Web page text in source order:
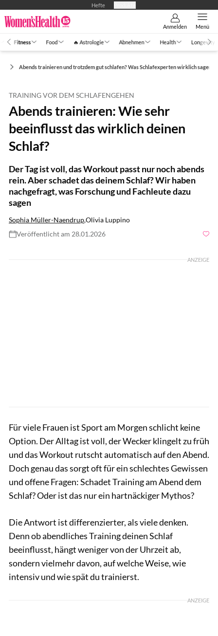
Hefte
Anmelden Menü
Fitness Food 🔥 Astrologie Abnehmen Health Longevity
Abends trainieren und trotzdem gut schlafen? Was Schlafexperten wirklich sagen
TRAINING VOR DEM SCHLAFENGEHEN
Abends trainieren: Wie sehr
beeinflusst das wirklich deinen
Schlaf?
Der Tag ist voll, das Workout passt nur noch abends
rein. Aber schadet das deinem Schlaf? Wir haben
nachgefragt, was Forschung und Fachleute dazu
sagen
Sophia Müller-Naendrup,Olivia Luppino
Veröffentlicht am 28.01.2026
ANZEIGE
Für viele Frauen ist Sport am Morgen schlicht keine
Option. Der Alltag ist voll, der Wecker klingelt zu früh
und das Workout rutscht automatisch auf den Abend.
Doch genau das sorgt oft für ein schlechtes Gewissen
und offene Fragen:Schadet Training am Abend dem
Schlaf? Oder ist das nur ein hartnäckiger Mythos?
Die Antwort ist differenzierter, als viele denken.
Denn ob abendliches Training deinen Schlaf
beeinflusst, hängt weniger von der Uhrzeit ab,
sondern vielmehr davon,auf welche Weise, wie
intensiv und wie spät du trainierst.
ANZEIGE